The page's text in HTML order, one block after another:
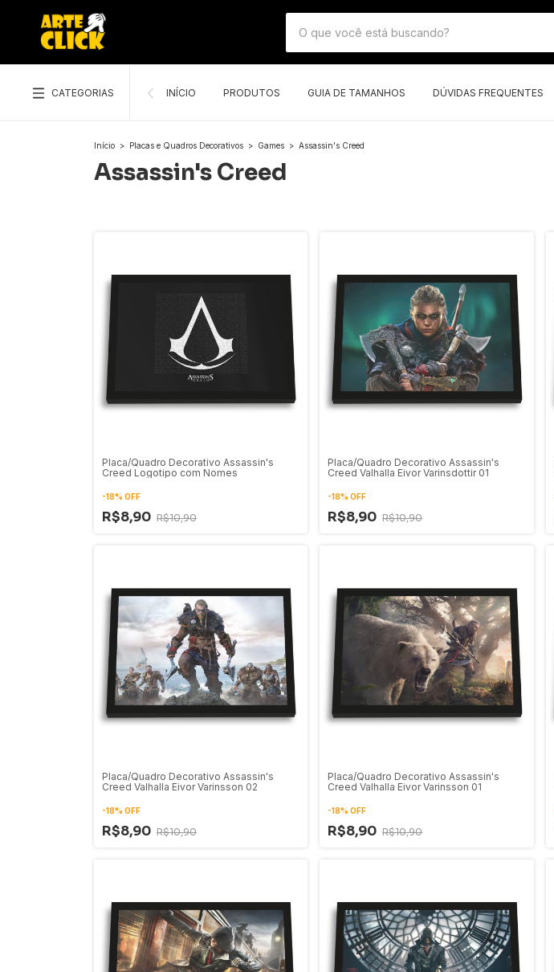
CATEGORIAS INÍCIO PRODUTOS GUIA DE TAMANHOS DÚVIDAS FREQUENTES
Início > Placas e Quadros Decorativos > Games > Assassin's Creed
Assassin's Creed
Placa/Quadro Decorativo Assassin's
Creed Logotipo com Nomes
-18% OFF
R$8,90 R$10,90
Placa/Quadro Decorativo Assassin's
Creed Valhalla Eivor Varinsdottir 01
-18%OFF
R$8,90 R$10,90
Placa/Quadro Decorativo Assassin's
Creed Valhalla Eivor Varinsson 02
-18% OFF
R$8,90 R$10,90
Placa/Quadro Decorativo Assassin's
Creed Valhalla Eivor Varinsson 01
-18%OFF
R$8,90 R$10,90